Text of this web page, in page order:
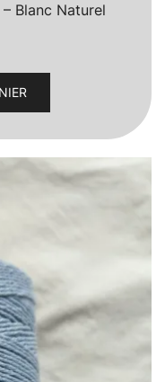
Blanc Naturel